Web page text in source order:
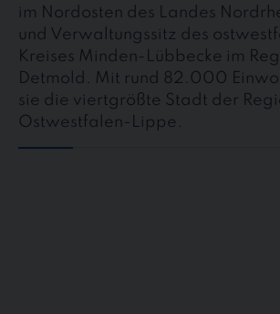
im Nordosten des Landes
und Verwaltungssitz des
Kreises Minden-Lübbecke im
Detmold. Mit rund 82.000
sie die viertgrößte Stadt der
Ostwestfalen-Lippe.